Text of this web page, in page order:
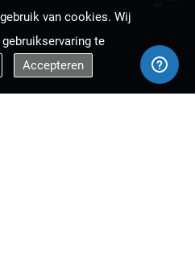
van cookies. Wij
te
Accepteren